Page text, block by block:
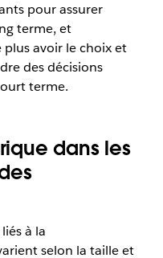
pour assurer
terme, et
plus avoir le choix et
des décisions
terme.
dans les
à la
selon la taille et